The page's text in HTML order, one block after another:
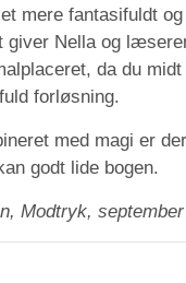
mere fantasifuldt
giver Nella og
da du
forløsning.
med magi er
godt lide bogen.
Modtryk,